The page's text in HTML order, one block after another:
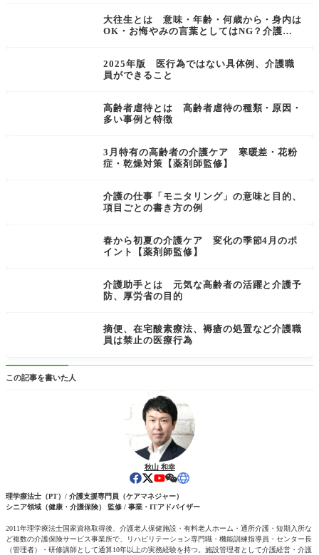
大往生とは 意味・年齢・何歳から・身内は
OK・お悔やみの言葉としてはNG？介護の
2025年版 医行為ではない具体例、介護職
員ができること
高齢者虐待とは 高齢者虐待の種類・原因・
多い事例と特徴
3月特有の高齢者の介護ケア 寒暖差・花粉
症・乾燥対策【薬剤師監修】
介護の仕事「モニタリング」の意味と目的、
項目ごとの書き方の例
春から初夏の介護ケア 変化の季節4月のポ
イント【薬剤師監修】
介護助手とは 元気な高齢者の活躍と介護予
防、厚労省の目的
摘便、在宅酸素療法、褥瘡の処置など介護職
員は禁止の医療行為
この記事を書いた人
秋山 和幸
理学療法士（PT）/ 介護支援専門員（ケアマネジャー）
シニア領域（健康・介護保険） 監修 / 事業・ITアドバイザー
2011年理学療法士国家資格取得後、介護老人保健施設・有料老人ホーム・通所介護・短期入所な
ど複数の介護保険サービス事業所で、リハビリテーション専門職・機能訓練指導員・センター長
（管理者）・研修講師として通算10年以上の実務経験を持つ。施設管理者として介護経営・介護